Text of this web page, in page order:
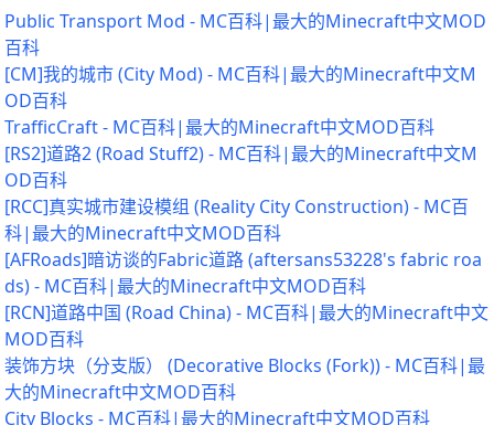
Public Transport Mod - MC百科|最大的Minecraft中文MOD
百科
[CM]我的城市 (City Mod) - MC百科|最大的Minecraft中文M
OD百科
TrafficCraft - MC百科|最大的Minecraft中文MOD百科
[RS2]道路2 (Road Stuff2) - MC百科|最大的Minecraft中文M
OD百科
[RCC]真实城市建设模组 (Reality City Construction) - MC百
科|最大的Minecraft中文MOD百科
[AFRoads]暗访谈的Fabric道路 (aftersans53228's fabric roa
ds) - MC百科|最大的Minecraft中文MOD百科
[RCN]道路中国 (Road China) - MC百科|最大的Minecraft中文
MOD百科
装饰方块（分支版） (Decorative Blocks (Fork)) - MC百科|最
大的Minecraft中文MOD百科
City Blocks - MC百科|最大的Minecraft中文MOD百科